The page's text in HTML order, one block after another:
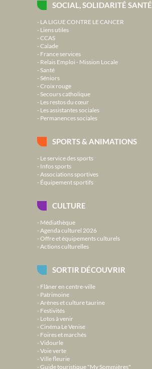
SOCIAL, SOLIDARITÉ SANTÉ
LA LIGUE CONTRE LE CANCER
Liens utiles
CCAS
Calade
France services
Relais Emploi - Mission Locale
Santé
Séniors
Croix rouge
Secours catholique
Les restos du cœur
Les assistantes sociales
Permanences sociales
SPORTS & ANIMATIONS
Le service des sports
Infos sports
Associations sportives
Équipement sportifs
CULTURE
Médiathèque
Agenda culturel 2026
Offre et équipements culturels
Actions culturelles
SORTIR DÉCOUVRIR
Flâner en centre-ville
Patrimoine
Arènes et culture taurine
Festivités
Lotos à venir
Cinéma Le Venise
Foires et marchés
Vidourle
Voie verte
Ville fleurie
Guide touristique "My Sommières"